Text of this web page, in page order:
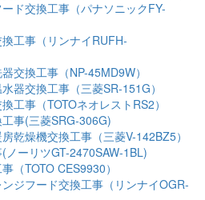
ド交換工事（パナソニックFY-
工事（リンナイRUFH-
交換工事（NP-45MD9W）
器交換工事（三菱SR-151G）
工事（TOTOネオレストRS2）
事(三菱SRG-306G)
乾燥機交換工事（三菱V-142BZ5）
ノーリツGT-2470SAW-1BL)
（TOTO CES9930）
ジフード交換工事（リンナイOGR-